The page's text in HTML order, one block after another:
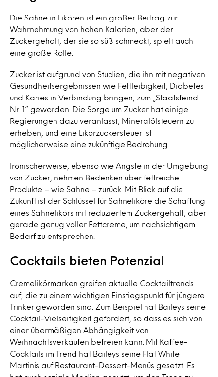
Die Sahne in Likören ist ein großer Beitrag zur
Wahrnehmung von hohen Kalorien, aber der
Zuckergehalt, der sie so süß schmeckt, spielt auch
eine große Rolle.
Zucker ist aufgrund von Studien, die ihn mit negativen
Gesundheitsergebnissen wie Fettleibigkeit, Diabetes
und Karies in Verbindung bringen, zum „Staatsfeind
Nr. 1“ geworden. Die Sorge um Zucker hat einige
Regierungen dazu veranlasst, Mineralölsteuern zu
erheben, und eine Likörzuckersteuer ist
möglicherweise eine zukünftige Bedrohung.
Ironischerweise, ebenso wie Ängste in der Umgebung
von Zucker, nehmen Bedenken über fettreiche
Produkte – wie Sahne – zurück. Mit Blick auf die
Zukunft ist der Schlüssel für Sahneliköre die Schaffung
eines Sahnelikörs mit reduziertem Zuckergehalt, aber
gerade genug voller Fettcreme, um nachsichtigem
Bedarf zu entsprechen.
Cocktails bieten Potenzial
Cremelikörmarken greifen aktuelle Cocktailtrends
auf, die zu einem wichtigen Einstiegspunkt für jüngere
Trinker geworden sind. Zum Beispiel hat Baileys seine
Cocktail-Vielseitigkeit gefördert, so dass es sich von
einer übermäßigen Abhängigkeit von
Weihnachtsverkäufen befreien kann. Mit Kaffee-
Cocktails im Trend hat Baileys seine Flat White
Martinis auf Restaurant-Dessert-Menüs gesetzt. Es